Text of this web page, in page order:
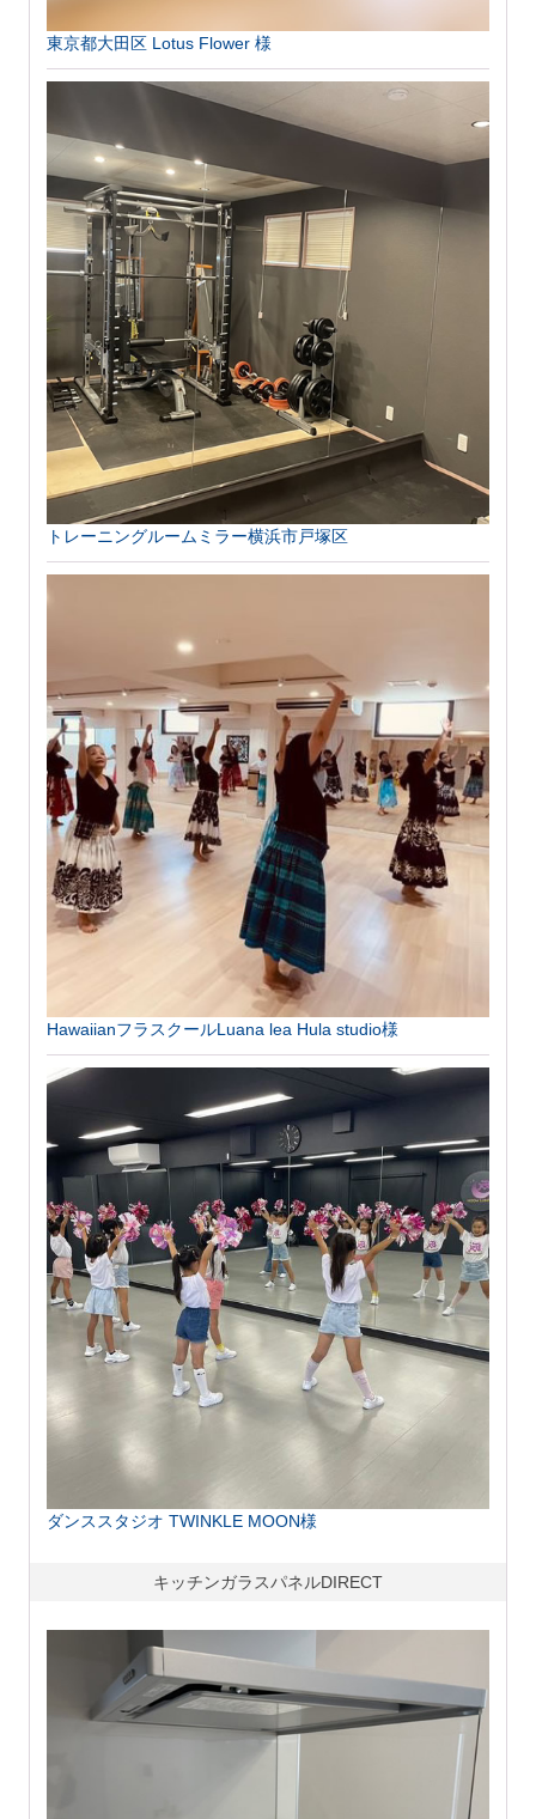
東京都大田区 Lotus Flower 様
トレーニングルームミラー横浜市戸塚区
HawaiianフラスクールLuana lea Hula studio様
ダンススタジオ TWINKLE MOON様
キッチンガラスパネルDIRECT